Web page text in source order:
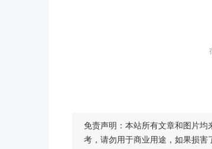
免责声明：本站所有文章和图片均
考，请勿用于商业用途，如果损害